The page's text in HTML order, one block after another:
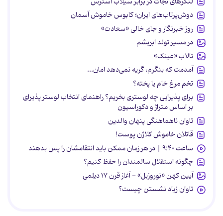
دوش‌پرتاب‌های ایران؛ کابوس خاموش آسمان
روز خبرنگار و جای خالی «سعادت»
در مسیر تولد ابریشم
تالاب «عینک»
آمدمت که بنگرم، گریه نمی‌دهد امان...
تخم مرغ خام یا پخته؟
برای پذیرایی چه لوستری بخریم؟ راهنمای انتخاب لوستر پذیرای
بر اساس متراژ و دکوراسیون
تاوان ناهماهنگی پنهان والدین
قاتلان خاموش کلاژن پوست!
ساعت ۹:۴۰ | در هر زمان ممکن باید انتقامشان را پس بدهند
چگونه استقلال سالمندان را حفظ کنیم؟
آیین کهن «نوروزبل» - آغاز قرن ۱۷ دیلمی
تاوان زیاد نشستن چیست؟